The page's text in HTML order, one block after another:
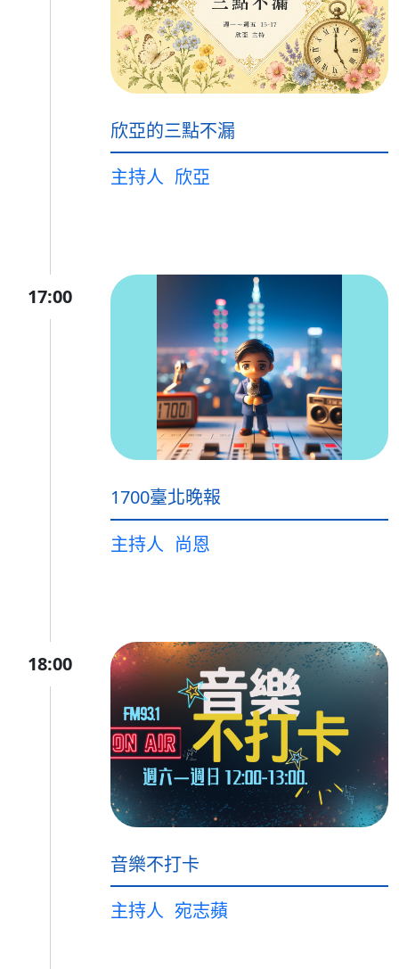
欣亞的三點不漏
主持人 欣亞
17:00
1700臺北晚報
主持人 尚恩
18:00
音樂不打卡
主持人 宛志蘋